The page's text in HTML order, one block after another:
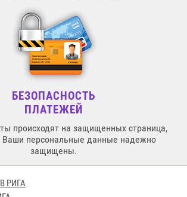
БЕЗОПАСНОСТЬ
ПЛАТЕЖЕЙ
происходят на защищенных страница,
Ваши персональные данные надежно
защищены.
РИГА